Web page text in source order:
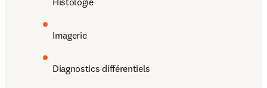
Imagerie
Diagnostics différentiels